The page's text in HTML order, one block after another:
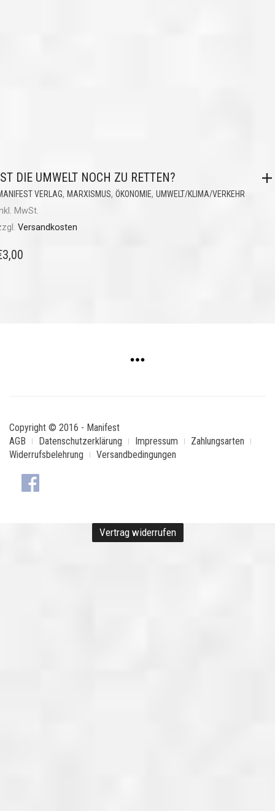
DIE UMWELT NOCH ZU RETTEN?
VERLAG, MARXISMUS, ÖKONOMIE, UMWELT/KLIMA/VERKEHR
MwSt.
Versandkosten
3,00
Copyright © 2016 - Manifest
AGB
Datenschutzerklärung Impressum
Zahlungsarten
Widerrufsbelehrung
Versandbedingungen
Vertrag widerrufen